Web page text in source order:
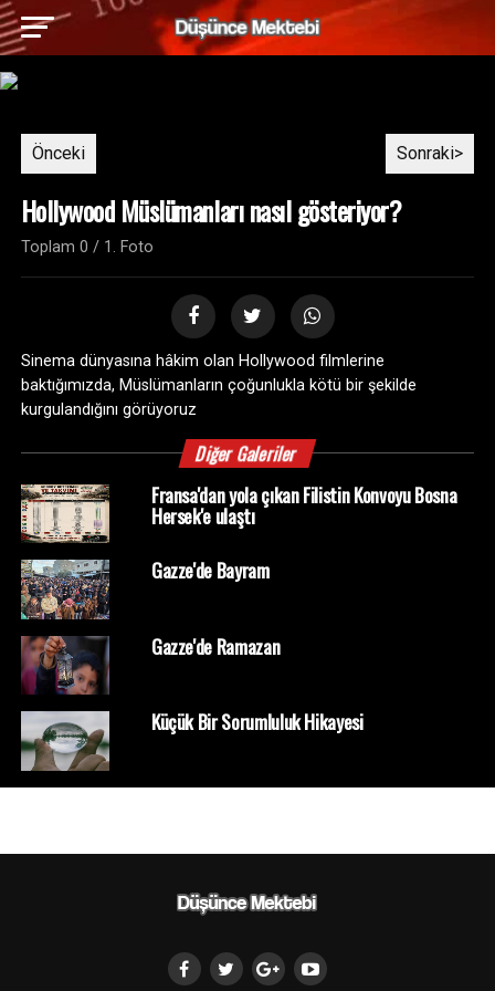
Önceki Sonraki>
Hollywood Müslümanları nasıl gösteriyor?
Toplam 0 / 1. Foto
Sinema dünyasına hâkim olan Hollywood filmlerine
baktığımızda, Müslümanların çoğunlukla kötü bir şekilde
kurgulandığını görüyoruz
Diğer Galeriler
Fransa'dan yola çıkan Filistin Konvoyu Bosna
Hersek'e ulaştı
Gazze'de Bayram
Gazze'de Ramazan
Küçük Bir Sorumluluk Hikayesi